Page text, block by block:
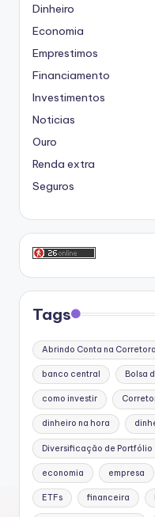
Dinheiro
Economia
Emprestimos
Financiamento
Investimentos
Noticias
Ouro
Renda extra
Seguros
Tags
Abrindo Conta na Corretora
banco central Bolsa
como investir
dinheiro na hora
Diversificação de Portfólio
economia empresa
ETFs financeira